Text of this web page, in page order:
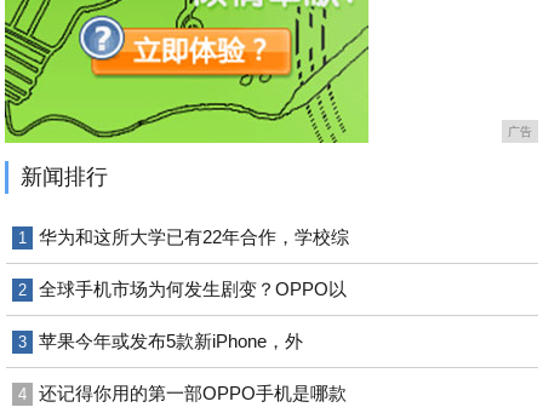
广告
新闻排行
1 华为和这所大学已有22年合作，学校综
2 全球手机市场为何发生剧变？OPPO以
3 苹果今年或发布5款新iPhone，外
4 还记得你用的第一部OPPO手机是哪款